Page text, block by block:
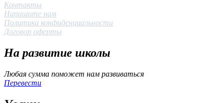
Контакты
Напишите нам
Политика конфиденциальности
Договор оферты
На развитие школы
Любая сумма поможет нам развиваться
Перевести